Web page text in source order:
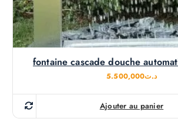
fontaine cascade douche
د.ت5.500,000
Ajouter au panier